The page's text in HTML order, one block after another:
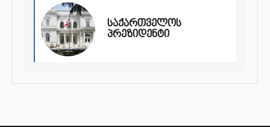
საქართველოს
პრეზიდენტი